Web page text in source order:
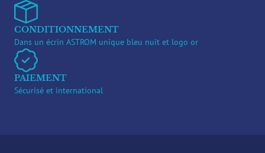
CONDITIONNEMENT
Dans un écrin ASTROM unique bleu nuit et logo or
PAIEMENT
Sécurisé et international